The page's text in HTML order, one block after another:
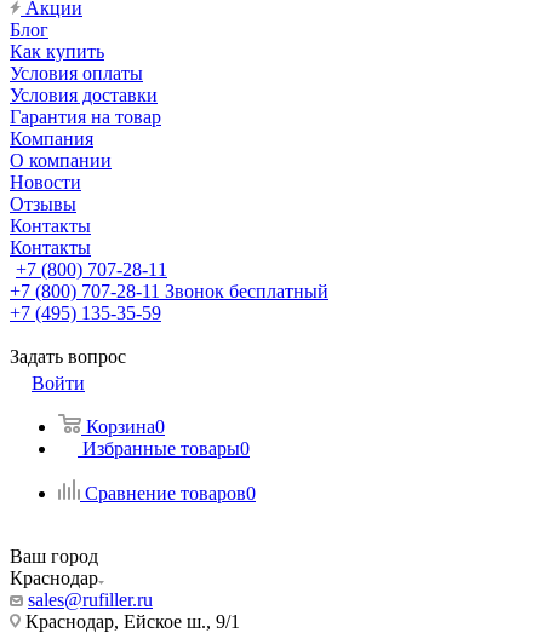
Акции
Блог
Как купить
Условия оплаты
Условия доставки
Гарантия на товар
Компания
О компании
Новости
Отзывы
Контакты
Контакты
+7 (800) 707-28-11
+7 (800) 707-28-11 Звонок бесплатный
+7 (495) 135-35-59
Задать вопрос
Войти
Корзина0
Избранные товары0
Сравнение товаров0
Ваш город
Краснодар
sales@rufiller.ru
Краснодар, Ейское ш., 9/1